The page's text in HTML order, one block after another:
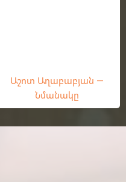
Աշոտ Աղաբաբյան —
Նմանակը